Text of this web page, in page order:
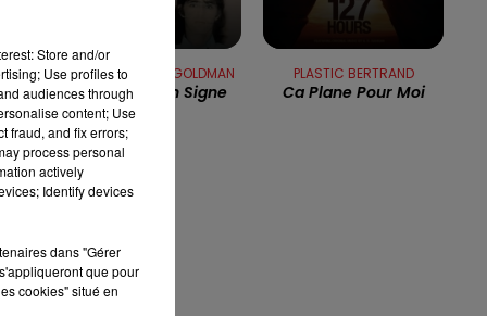
13h00 - 16h00
LES APRÈS-MIDI QUI CHANTENT
JEAN-JACQUES GOLDMAN
Il Suffira D'un Signe
PLASTIC BERTRAND
Ca Plane Pour Moi
Store and/or
Use profiles to
audiences through
content; Use
fraud, and fix errors;
process personal
actively
Identify devices
dans "Gérer
que pour
cookies" situé en